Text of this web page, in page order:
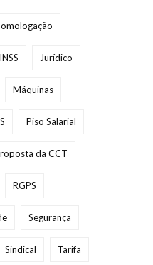
INSS Jurídico
Máquinas
Piso Salarial
da CCT
RGPS
Segurança
Sindical Tarifa